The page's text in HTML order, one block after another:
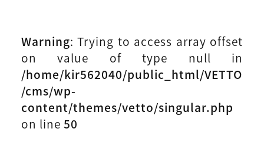
Warning: Trying to access array offset
on value of type null in
/home/kir562040/public_html/VETTO
/cms/wp-
content/themes/vetto/singular.php
on line 50